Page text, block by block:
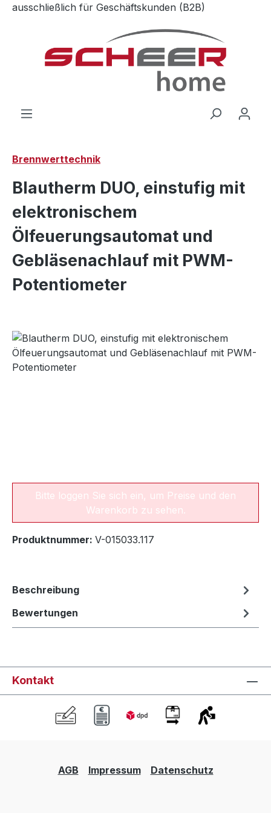
Zum Hauptinhalt springen
ausschließlich für Geschäftskunden (B2B)
Brennwerttechnik
Blautherm DUO, einstufig mit
elektronischem
Ölfeuerungsautomat und
Gebläsenachlauf mit PWM-
Potentiometer
Bildergalerie überspringen
Bitte loggen Sie sich ein, um Preise und den
Warenkorb zu sehen.
Produktnummer: V-015033.117
Beschreibung
Bewertungen
Kontakt
AGB Impressum Datenschutz